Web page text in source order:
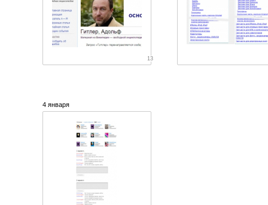
13
4 января